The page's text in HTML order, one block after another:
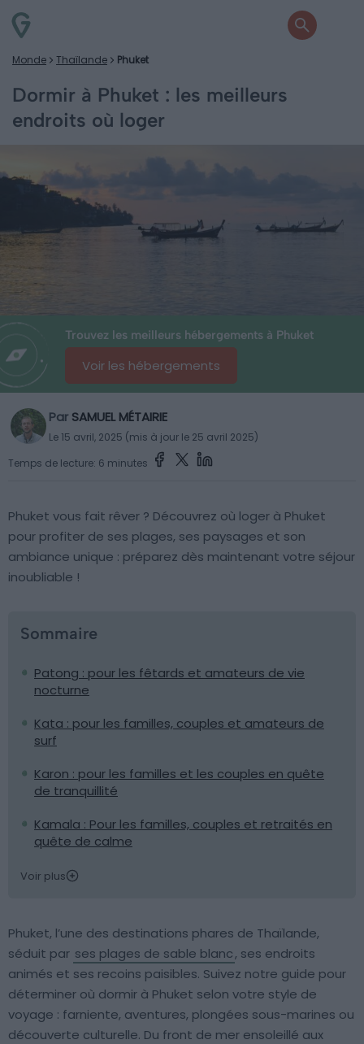
Monde Thaïlande Phuket
Dormir à Phuket : les meilleurs
endroits où loger
Trouvez les meilleurs hébergements à Phuket
Voir les hébergements
Par SAMUEL MÉTAIRIE
Le 15 avril, 2025 (mis à jour le 25 avril 2025)
Temps de lecture: 6 minutes
Phuket vous fait rêver ? Découvrez où loger à Phuket
pour profiter de ses plages, ses paysages et son
ambiance unique : préparez dès maintenant votre séjour
inoubliable !
Sommaire
Patong : pour les fêtards et amateurs de vie
nocturne
Kata : pour les familles, couples et amateurs de
surf
Karon : pour les familles et les couples en quête
de tranquillité
Kamala : Pour les familles, couples et retraités en
quête de calme
Voir plus
Phuket, l’une des destinations phares de Thaïlande,
séduit par ses plages de sable blanc, ses endroits
animés et ses recoins paisibles. Suivez notre guide pour
déterminer où dormir à Phuket selon votre style de
voyage : farniente, aventures, plongées sous-marines ou
découverte culturelle. Du front de mer ensoleillé aux